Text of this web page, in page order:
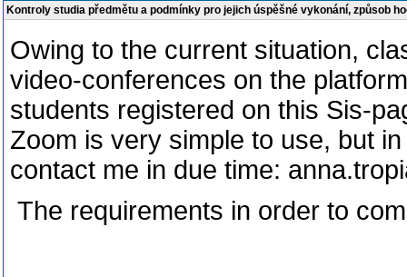
Kontroly studia předmětu a podmínky pro jejich úspěšné vykonání, způsob
Owing to the current situation,
video-conferences on the
students registered on this Sis-
Zoom is very simple to use, but
contact me in due time:
The requirements in order to